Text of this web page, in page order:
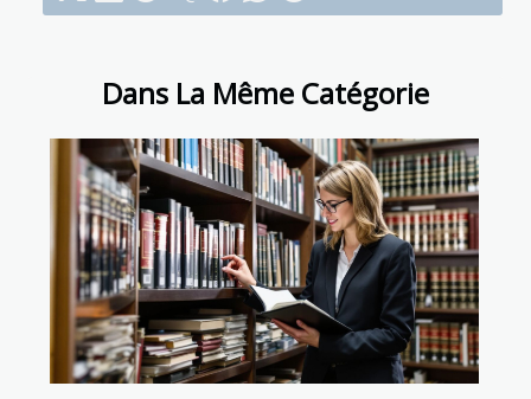
Dans La Même Catégorie